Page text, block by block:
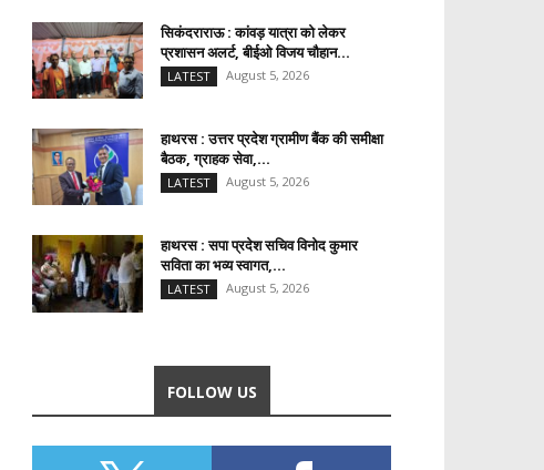
सिकंदराराऊ : कांवड़ यात्रा को लेकर
प्रशासन अलर्ट, बीईओ विजय चौहान...
LATEST August 5, 2026
हाथरस : उत्तर प्रदेश ग्रामीण बैंक की समीक्षा
बैठक, ग्राहक सेवा,...
LATEST August 5, 2026
हाथरस : सपा प्रदेश सचिव विनोद कुमार
सविता का भव्य स्वागत,...
LATEST August 5, 2026
FOLLOW US